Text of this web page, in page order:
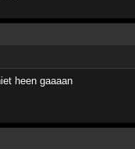
heen gaaaan